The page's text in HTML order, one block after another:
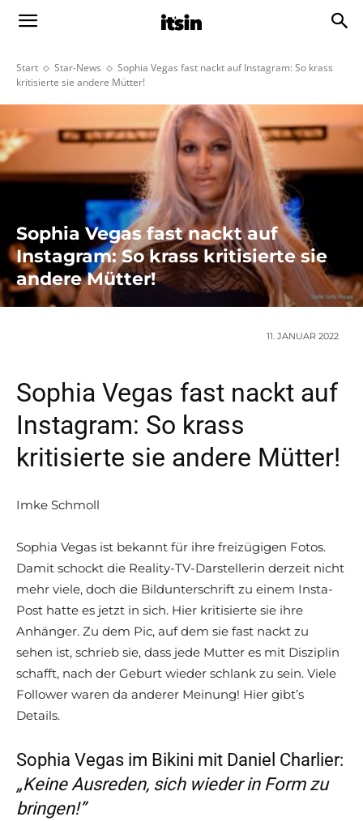
Start Star-News
Sophia Vegas fast nackt auf Instagram: So krass
kritisierte sie andere Mütter!
Sophia Vegas fast nackt auf
Instagram: So krass kritisierte sie
andere Mütter!
11. JANUAR 2022
Sophia Vegas fast nackt auf
Instagram: So krass
kritisierte sie andere Mütter!
Imke Schmoll
Sophia Vegas ist bekannt für ihre freizügigen Fotos.
Damit schockt die Reality-TV-Darstellerin derzeit nicht
mehr viele, doch die Bildunterschrift zu einem Insta-
Post hatte es jetzt in sich. Hier kritisierte sie ihre
Anhänger. Zu dem Pic, auf dem sie fast nackt zu
sehen ist, schrieb sie, dass jede Mutter es mit Disziplin
schafft, nach der Geburt wieder schlank zu sein. Viele
Follower waren da anderer Meinung! Hier gibt’s
Details.
Sophia Vegas im Bikini mit Daniel Charlier:
„Keine Ausreden, sich wieder in Form zu
bringen!”